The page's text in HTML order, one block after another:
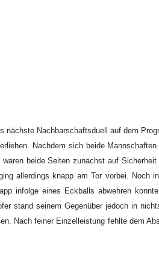
Nachbarschaftsduell auf dem
Nachdem sich beide
beide Seiten zunächst auf Sicherheit
allerdings knapp am Tor vorbei. Noch
infolge eines Eckballs abwehren
stand seinem Gegenüber jedoch in
Nach feiner Einzelleistung fehlte dem